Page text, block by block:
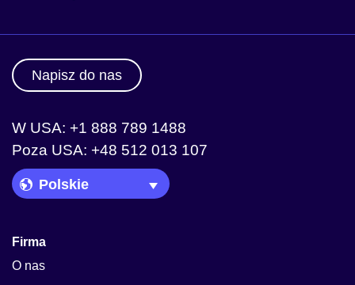
Napisz do nas
W USA: +1 888 789 1488
Poza USA: +48 512 013 107
Language Picker
Firma
O nas